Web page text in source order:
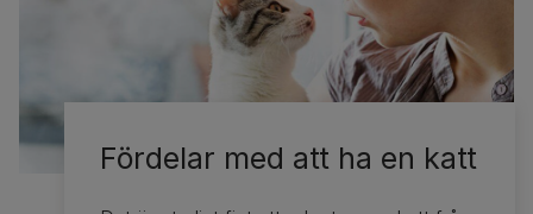
Fördelar med att ha en katt